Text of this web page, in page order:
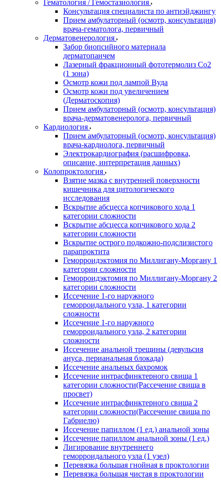
Гематология / Гемостазиология
Консультация специалиста по антиэйджингу
Прием амбулаторный (осмотр, консультация)
врача-гематолога, первичный
Дерматовенерология
Забор биопсийного материала
дерматопанчем
Лазерный фракционный фототермолиз Со2
(1 зона)
Осмотр кожи под лампой Вуда
Осмотр кожи под увеличением
(Дерматоскопия)
Прием амбулаторный (осмотр, консультация)
врача-дерматовенеролога, первичный
Кардиология
Прием амбулаторный (осмотр, консультация)
врача-кардиолога, первичный
Электрокардиография (расшифровка,
описание, интерпретация данных)
Колопроктология
Взятие мазка с внутренней поверхности
кишечника для цитологического
исследования
Вскрытие абсцесса копчикового хода 1
категории сложности
Вскрытие абсцесса копчикового хода 2
категории сложности
Вскрытие острого подкожно-подслизистого
парапроктита
Геморроидэктомия по Миллигану-Моргану 1
категории сложности
Геморроидэктомия по Миллигану-Моргану 2
категории сложности
Иссечение 1-го наружного
геморроидального узла, 1 категории
сложности
Иссечение 1-го наружного
геморроидального узла, 2 категории
сложности
Иссечение анальной трещины (девульсия
ануса, перианальная блокада)
Иссечение анальных бахромок
Иссечение интрасфинктерного свища 1
категории сложности(Рассечение свища в
просвет)
Иссечение интрасфинктерного свища 2
категории сложности(Рассечение свища по
Габриелю)
Иссечение папиллом (1 ед.) анальной зоны
Иссечение папиллом анальной зоны (1 ед.)
Лигирование внутреннего
геморроидального узла (1 узел)
Перевязка большая гнойная в проктологии
Перевязка большая чистая в проктологии